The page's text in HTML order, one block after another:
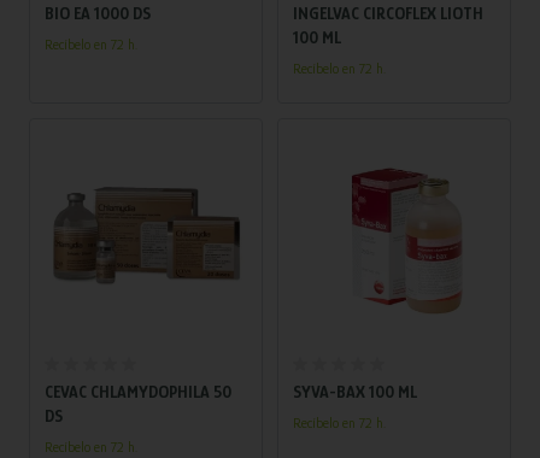
BIO EA 1000 DS
Recíbelo en 72 h.
INGELVAC CIRCOFLEX LIOTH
100 ML
Recíbelo en 72 h.
CEVAC CHLAMYDOPHILA 50
DS
Recíbelo en 72 h.
SYVA-BAX 100 ML
Recíbelo en 72 h.